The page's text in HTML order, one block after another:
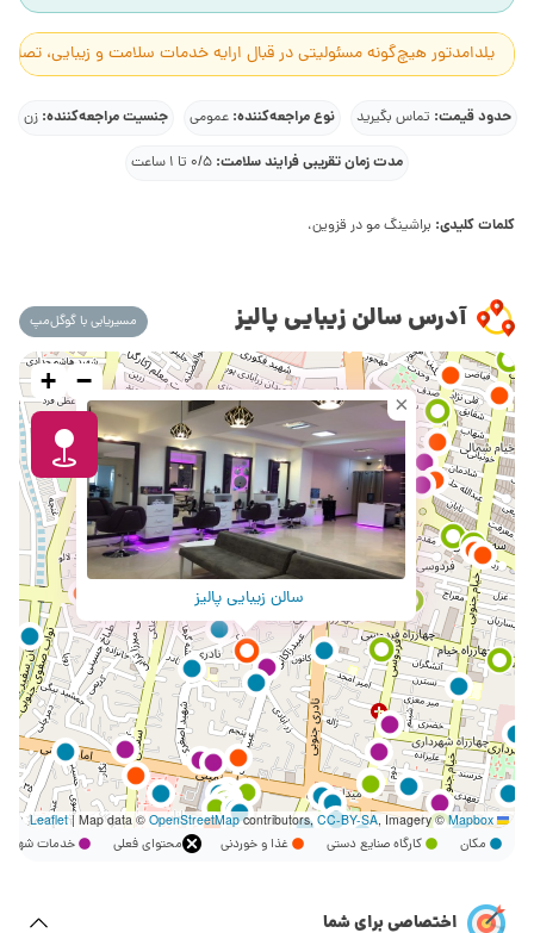
یلدامدتور هیچ‌گونه مسئولیتی در قبال ارایه خدمات سلامت و زیبایی،
حدود قیمت: تماس بگیرید نوع مراجعه‌کننده:عمومی جنسیت مراجعه‌کننده:زن
مدت زمان تقریبی فرایند سلامت: 0/5 تا 1 ساعت
کلمات کلیدی: براشینگ مو در قزوین،
آدرس سالن زیبایی پالیز مسیریابی با گوگل‌مپ
سالن زیبایی پالیز
×
+ −
Leaflet
|Map data © OpenStreetMapcontributors, CC-BY-SA, Imagery ©Mapbox
مکان کارگاه صنایع دستی غذا و خوردنی محتوای فعلی خدمات
اختصاصی برای شما